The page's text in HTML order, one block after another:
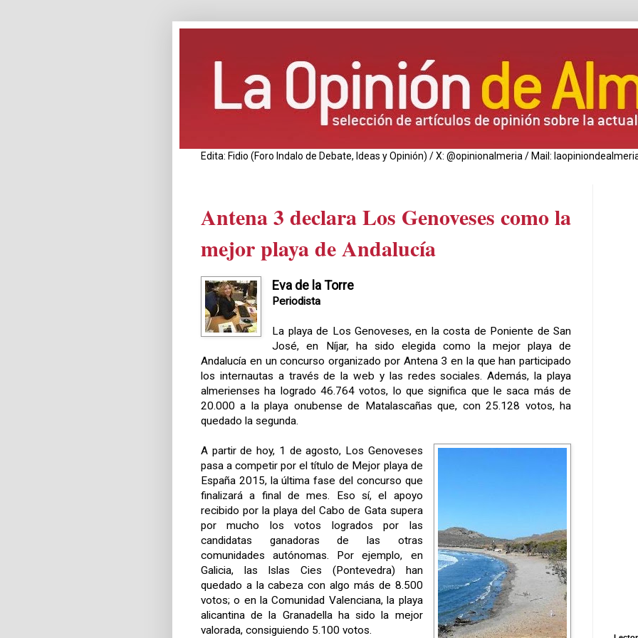
Edita: Fidio (Foro Indalo de Debate, Ideas y Opinión) / X: @opinionalmeria / Mail:
Antena 3 declara Los Genoveses como la
mejor playa de Andalucía
Eva de la Torre
Periodista
La playa de Los Genoveses, en la costa de Poniente de San
José, en Níjar, ha sido elegida como la mejor playa de
Andalucía en un concurso organizado por Antena 3 en la que han participado
los internautas a través de la web y las redes sociales. Además, la playa
almerienses ha logrado 46.764 votos, lo que significa que le saca más de
20.000 a la playa onubense de Matalascañas que, con 25.128 votos, ha
quedado la segunda.
A partir de hoy, 1 de agosto, Los Genoveses
pasa a competir por el título de Mejor playa de
España 2015, la última fase del concurso que
finalizará a final de mes. Eso sí, el apoyo
recibido por la playa del Cabo de Gata supera
por mucho los votos logrados por las
candidatas ganadoras de las otras
comunidades autónomas. Por ejemplo, en
Galicia, las Islas Cies (Pontevedra) han
quedado a la cabeza con algo más de 8.500
votos; o en la Comunidad Valenciana, la playa
alicantina de
la Granadellaha sido la mejor
valorada, consiguiendo 5.100 votos.